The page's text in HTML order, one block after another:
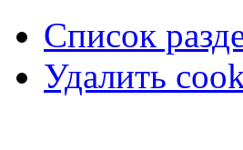
Список
Удалить